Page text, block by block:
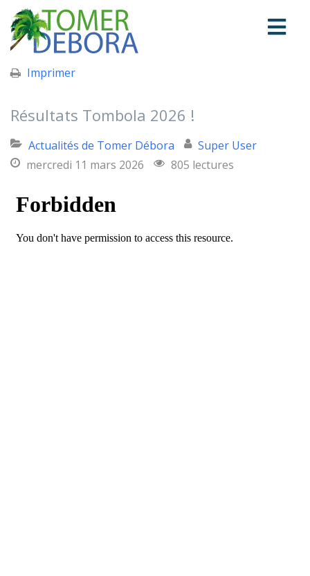
Imprimer
Résultats Tombola 2026 !
Actualités de Tomer Débora
Super User
mercredi 11 mars 2026
805 lectures